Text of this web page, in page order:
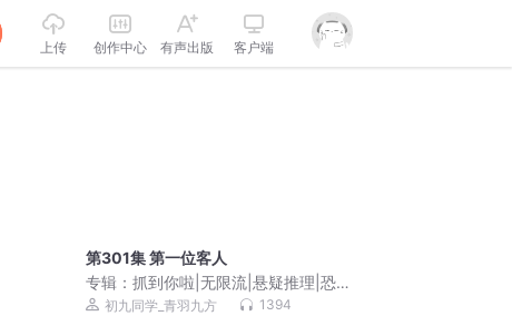
上传 创作中心 有声出版 客户端
第301集 第一位客人
专辑：抓到你啦|无限流|悬疑推理|恐怖
游戏|多人有声剧
初九同学_青羽九方 1394